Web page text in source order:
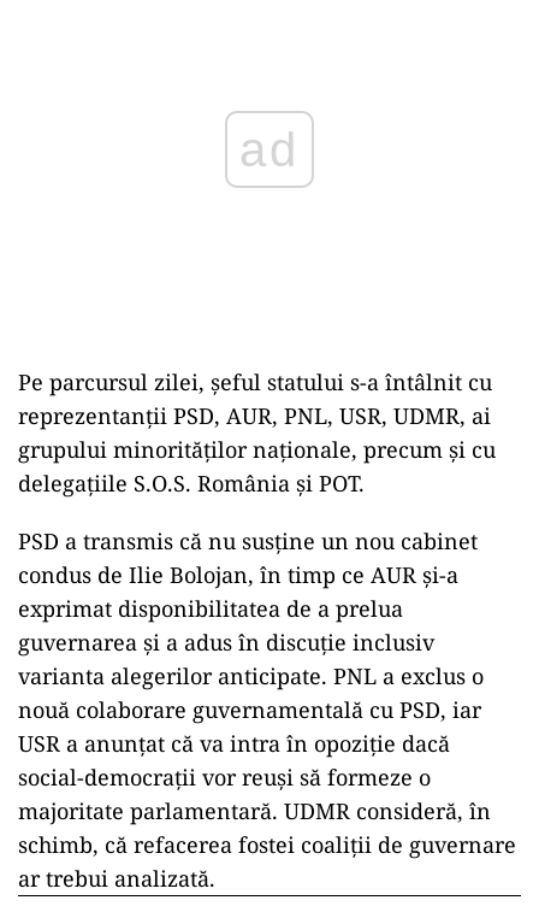
ad
Pe parcursul zilei, șeful statului s-a întâlnit cu
reprezentanții PSD, AUR, PNL, USR, UDMR, ai
grupului minorităților naționale, precum și cu
delegațiile S.O.S. România și POT.
PSD a transmis că nu susține un nou cabinet
condus de Ilie Bolojan, în timp ce AUR și-a
exprimat disponibilitatea de a prelua
guvernarea și a adus în discuție inclusiv
varianta alegerilor anticipate. PNL a exclus o
nouă colaborare guvernamentală cu PSD, iar
USR a anunțat că va intra în opoziție dacă
social-democrații vor reuși să formeze o
majoritate parlamentară. UDMR consideră, în
schimb, că refacerea fostei coaliții de guvernare
ar trebui analizată.